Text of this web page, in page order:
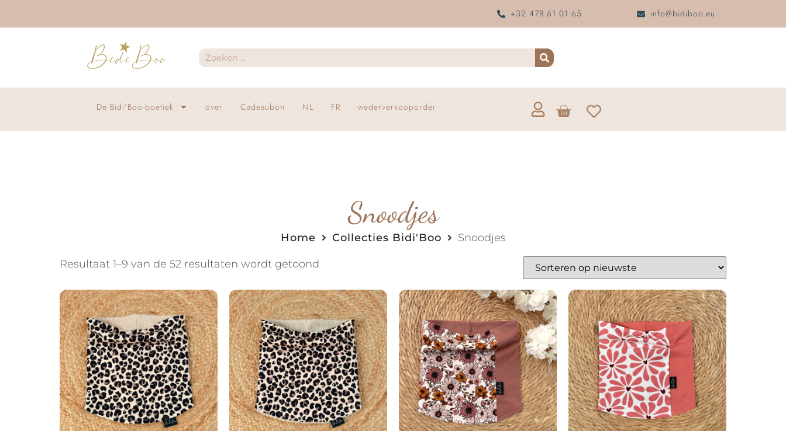
+32 478 61 01 65 info@bidiboo.eu
De Bidi'Boo-boetiek over Cadeaubon NL FR wederverkooporder
Snoodjes
Home Collecties Bidi'Boo Snoodjes
Resultaat 1–9 van de 52 resultaten wordt getoond